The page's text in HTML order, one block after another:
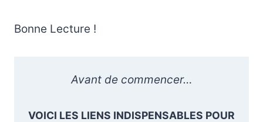
Bonne Lecture !
Avant de commencer…
VOICI LES LIENS INDISPENSABLES POUR